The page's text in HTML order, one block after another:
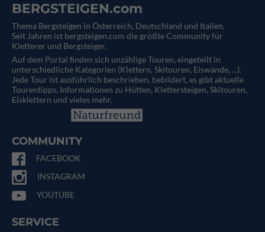
BERGSTEIGEN.com
Thema Bergsteigen in Österreich, Deutschland und Italien.
Seit Jahren ist bergsteigen.com die größte Community für
Kletterer und Bergsteiger.
Auf dem Portal finden sich unzählige Touren, eingeteilt in
unterschiedliche Kategorien (Klettern, Skitouren, Eiswände, ...).
Jede Tour ist ausführlich beschrieben, bebildert, es gibt aktuelle
Tourentipps, Informationen zu Hütten, Klettersteigen, Skitouren,
Eisklettern und vieles mehr.
COMMUNITY
FACEBOOK
INSTAGRAM
YOUTUBE
SERVICE